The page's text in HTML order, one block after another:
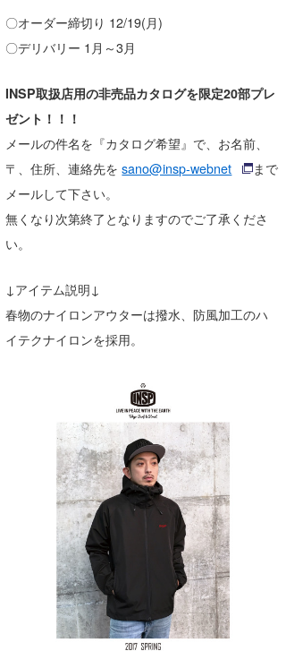
〇オーダー締切り 12/19(月)
〇デリバリー 1月～3月
INSP取扱店用の非売品カタログを限定20部プレ
ゼント！！！
メールの件名を『カタログ希望』で、お名前、
〒、住所、連絡先をsano@insp-webnet
まで
メールして下さい。
無くなり次第終了となりますのでご了承くださ
い。
↓アイテム説明↓
春物のナイロンアウターは撥水、防風加工のハ
イテクナイロンを採用。
MIN
OYZ
S.K
Soulman
YUKI☆
たっちー
三輪予報士
小川予報士
上田純子
上條将美
唐澤予報士
SancheZ